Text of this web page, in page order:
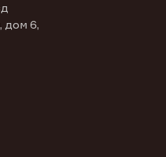
дом 6,